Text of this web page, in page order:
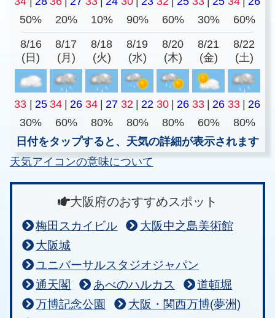
50%
20% 10% 90% 60% 30% 60%
8/16
(日)
8/17
(月)
8/18
(火)
8/19
(水)
8/20
(木)
8/21
(金)
8/22
(土)
33 25 34 26 34 27 32 22 30 26 33 26 33
26
30%
60% 80% 80% 80% 60%
80%
日付をタップすると、天気の詳細が表示されます
天気アイコンの意味について
大阪府のおすすめスポット
梅田スカイビル
大阪中之島美術館
大阪城
ユニバーサルスタジオジャパン
通天閣
あべのハルカス
道頓堀
万博記念公園
大阪・関西万博(夢洲)